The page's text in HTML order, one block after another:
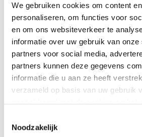
We gebruiken cookies om content
personaliseren, om functies voor
en om ons websiteverkeer te
informatie over uw gebruik van onze
partners voor social media,
partners kunnen deze gegevens
informatie die u aan ze heeft
verzameld op basis van uw gebruik
Noodzakelijk
Aan het strand in Egmond aan Zee is het
vertoeven. Wandelend op de boulevard
je hoe het dorp al eeuwenlang
Dagjesmensen klimmen bij de vuurtoren
van het mooie uitzicht te genieten. Hier
staat een bijzonder bronzen beeld van
Vraauwtje van Derper. Ze kijkt uit over de
In de Eerste Wereldoorlog verloren 95
Zee door zeemijnen het leven. Het
eerbetoon aan de vele weduwen die